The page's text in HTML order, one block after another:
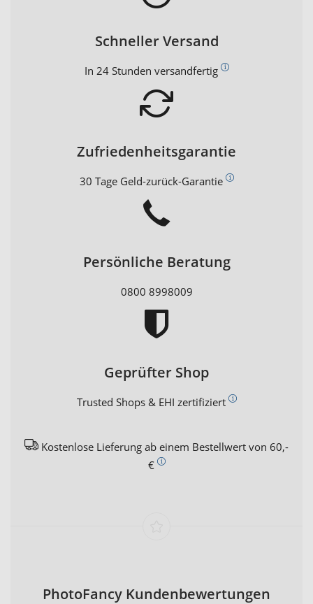
Schneller Versand
In 24 Stunden versandfertig
Zufriedenheitsgarantie
30 Tage Geld-zurück-Garantie
Persönliche Beratung
0800 8998009
Geprüfter Shop
Trusted Shops & EHI zertifiziert
Kostenlose Lieferung ab einem Bestellwert von 60,-
€
PhotoFancy Kundenbewertungen